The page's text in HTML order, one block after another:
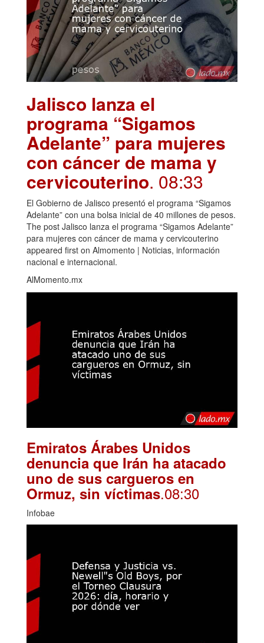
Jalisco lanza el
programa “Sigamos
Adelante” para mujeres
con cáncer de mama y
cervicouterino. 08:33
El Gobierno de Jalisco presentó el programa “Sigamos
Adelante” con una bolsa inicial de 40 millones de pesos.
The post Jalisco lanza el programa “Sigamos Adelante”
para mujeres con cáncer de mama y cervicouterino
appeared first on Almomento | Noticias, información
nacional e internacional.
AlMomento.mx
Emiratos Árabes Unidos
denuncia que Irán ha atacado
uno de sus cargueros en
Ormuz, sin víctimas.08:30
Infobae